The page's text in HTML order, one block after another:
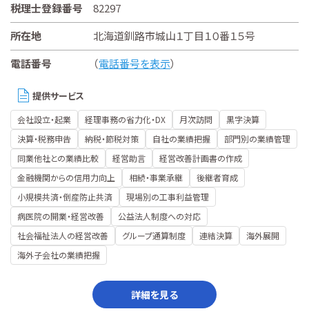
税理士登録番号
82297
所在地
北海道釧路市城山１丁目１０番１５号
電話番号
（電話番号を表示）
提供サービス
会社設立・起業 経理事務の省力化・DX 月次訪問
黒字決算
決算・税務申告
納税・節税対策 自社の業績把握
部門別の業績管理
同業他社との業績比較
経営助言
経営改善計画書の作成
金融機関からの信用力向上
相続・事業承継
後継者育成
小規模共済・倒産防止共済
現場別の工事利益管理
病医院の開業・経営改善
公益法人制度への対応
社会福祉法人の経営改善
グループ通算制度 連結決算
海外展開
海外子会社の業績把握
詳細を見る